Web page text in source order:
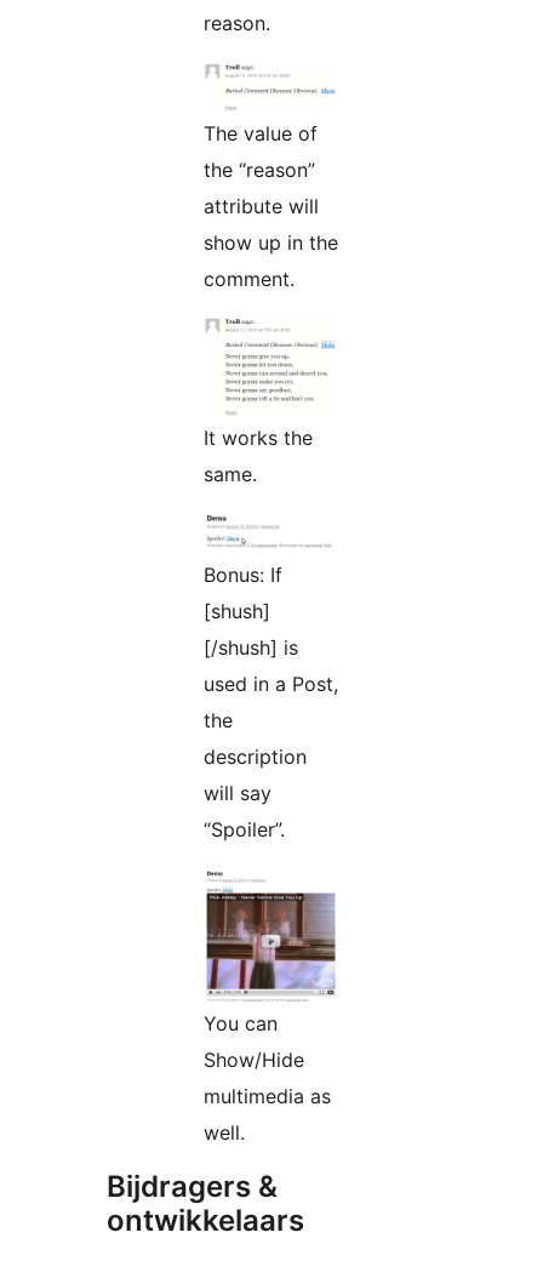
reason.
The value of
the “reason”
attribute will
show up in the
comment.
It works the
same.
Bonus: If
[shush]
[/shush] is
used in a Post,
the
description
will say
“Spoiler”.
You can
Show/Hide
multimedia as
well.
Bijdragers &
ontwikkelaars